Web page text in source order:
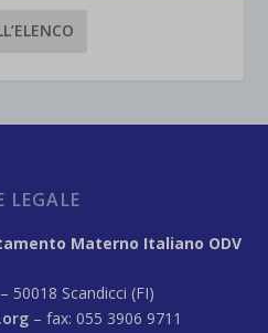
LEGALE
Materno Italiano ODV
50018 Scandicci (FI)
– fax: 055 3906 9711